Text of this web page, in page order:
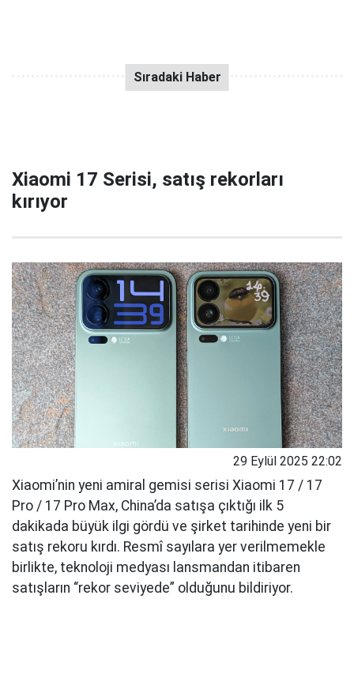
Xiaomi 17 Serisi, satış rekorları
kırıyor
29 Eylül 2025 22:02
Xiaomi’nin yeni amiral gemisi serisi Xiaomi 17 / 17
Pro / 17 Pro Max, China’da satışa çıktığı ilk 5
dakikada büyük ilgi gördü ve şirket tarihinde yeni bir
satış rekoru kırdı. Resmî sayılara yer verilmemekle
birlikte, teknoloji medyası lansmandan itibaren
satışların “rekor seviyede” olduğunu bildiriyor.